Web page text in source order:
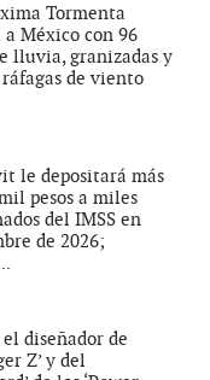
Tormenta
México con 96
lluvia, granizadas y
de viento
le depositará más
pesos a miles
del IMSS en
de 2026;
diseñador de
Z’ y del